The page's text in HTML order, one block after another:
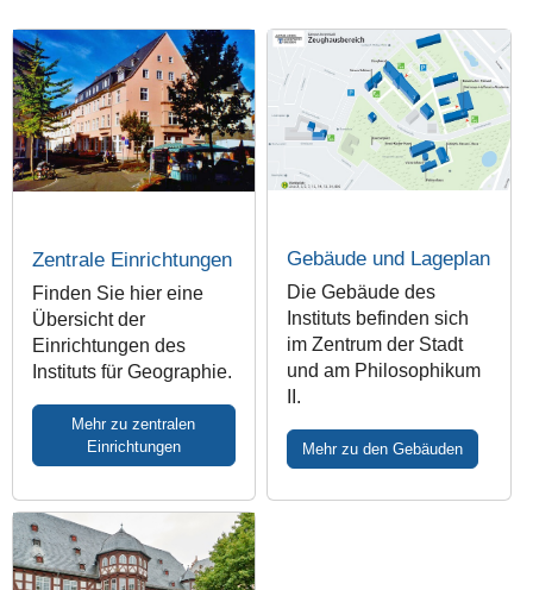
Zentrale Einrichtungen
Finden Sie hier eine
Übersicht der
Einrichtungen des
Instituts für Geographie.
Mehr zu zentralen
Einrichtungen
Gebäude und Lageplan
Die Gebäude des
Instituts befinden sich
im Zentrum der Stadt
und am Philosophikum
II.
Mehr zu den Gebäuden